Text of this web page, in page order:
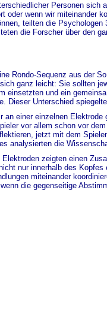
Personen sich
oder wenn wir miteinander
teilten die
die Forscher über den
Rondo-Sequenz aus der
ganz leicht: Sie sollten
einsetzten und ein
Dieser Unterschied
einer einzelnen
vor allem schon vor
jetzt mit dem
analysierten die
zeigten einen
nur innerhalb des
miteinander
die gegenseitige